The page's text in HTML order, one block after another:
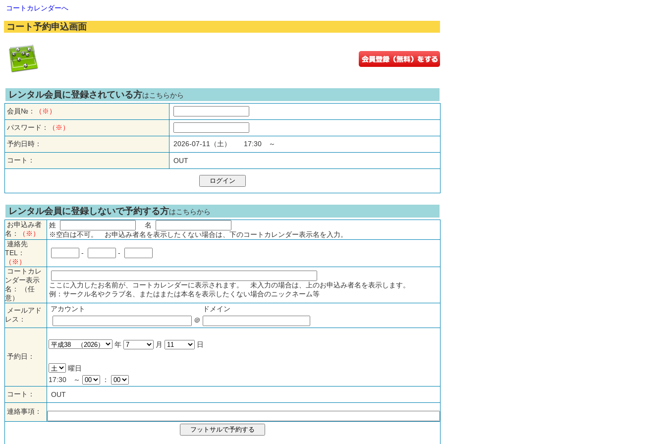
コートカレンダーへ
コート予約申込画面
レンタル会員に登録されている方はこちらから
会員№：
（※）
パスワード： （※）
予約日時： 2026-07-11（土） 17:30 ～
コート： OUT
レンタル会員に登録しないで予約する方はこちらから
お申込み者
名：
（※）
姓
名
※空白は不可。 お申込み者名を表示したくない場合は、下のコートカレンダー表示名を入力。
連絡先
TEL：
（※）
- -
コートカレ
ンダー表示
名： （任
意）
ここに入力したお名前が、コートカレンダーに表示されます。 未入力の場合は、上のお申込み者名を表示します。
例：サークル名やクラブ名、またはまたは本名を表示したくない場合のニックネーム等
メールアド
レス：
アカウント
ドメイン
＠
予約日：
年 月 日
曜日
17:30 ～
：
コート：
OUT
連絡事項：